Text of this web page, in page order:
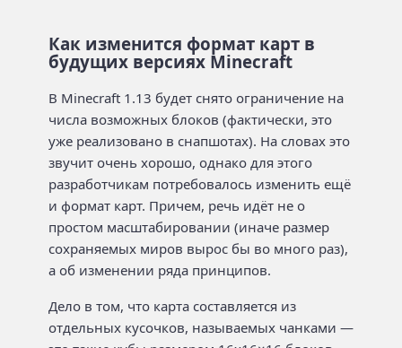
Как изменится формат карт в
будущих версиях Minecraft
В Minecraft 1.13 будет снято ограничение на
числа возможных блоков (фактически, это
уже реализовано в снапшотах). На словах это
звучит очень хорошо, однако для этого
разработчикам потребовалось изменить ещё
и формат карт. Причем, речь идёт не о
простом масштабировании (иначе размер
сохраняемых миров вырос бы во много раз),
а об изменении ряда принципов.
Дело в том, что карта составляется из
отдельных кусочков, называемых чанками —